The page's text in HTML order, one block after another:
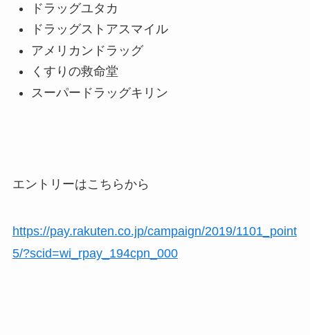
ドラッグユタカ
ドラッグストアスマイル
アメリカンドラッグ
くすりの救命堂
スーパードラッグキリン
エントリーはこちらから
https://pay.rakuten.co.jp/campaign/2019/1101_point
5/?scid=wi_rpay_194cpn_000